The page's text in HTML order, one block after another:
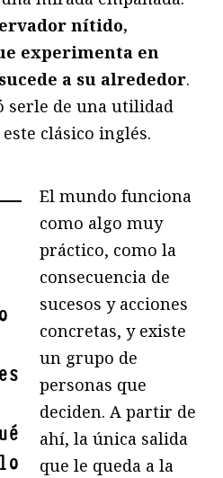
nítido,
experimenta en
a su alrededor.
serle de una utilidad
clásico inglés.
El mundo funciona
como algo muy
práctico, como la
consecuencia de
sucesos y acciones
concretas, y existe
un grupo de
personas que
deciden. A partir de
ahí, la única salida
que le queda a la